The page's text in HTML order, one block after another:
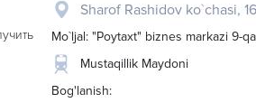
Sharof Rashidov ko`chasi, 16
Mo`ljal: "Poytaxt" biznes markazi 9-
Mustaqillik Maydoni
Bog'lanish: